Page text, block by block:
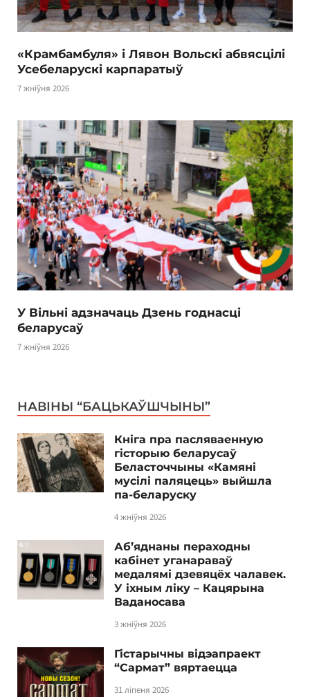
«Крамбамбуля» і Лявон Вольскі абвясцілі
Усебеларускі карпаратыў
7 жніўня 2026
У Вільні адзначаць Дзень годнасці
беларусаў
7 жніўня 2026
НАВІНЫ “БАЦЬКАЎШЧЫНЫ”
Кніга пра пасляваенную
гісторыю беларусаў
Беласточчыны «Камяні
мусілі паляцець» выйшла
па-беларуску
4 жніўня 2026
Аб’яднаны пераходны
кабінет уганараваў
медалямі дзевяцёх чалавек.
У іхным ліку – Кацярына
Ваданосава
3 жніўня 2026
Гістарычны відэапраект
“Сармат” вяртаецца
31 ліпеня 2026